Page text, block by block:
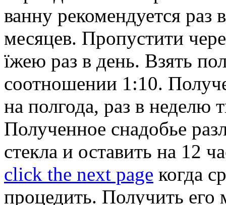
ванну рекомендуется
месяцев. Пропустити
їжею раз в день. Взять
соотношении 1:10.
на полгода, раз в неделю
Полученное снадобье
стекла и оставить на 12
click the next page когда
процедить. Получить